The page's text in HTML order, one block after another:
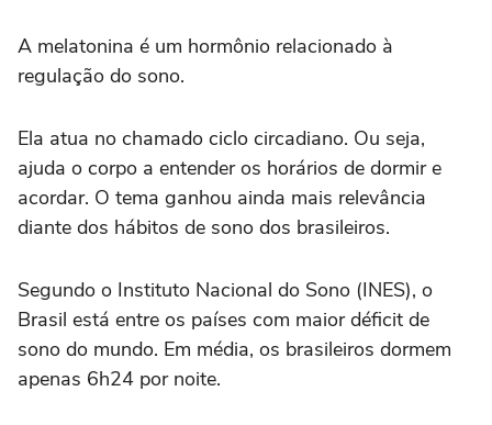
A melatonina é um hormônio relacionado à
regulação do sono.
Ela atua no chamado ciclo circadiano. Ou seja,
ajuda o corpo a entender os horários de dormir e
acordar. O tema ganhou ainda mais relevância
diante dos hábitos de sono dos brasileiros.
Segundo o Instituto Nacional do Sono (INES), o
Brasil está entre os países com maior déficit de
sono do mundo. Em média, os brasileiros dormem
apenas 6h24 por noite.